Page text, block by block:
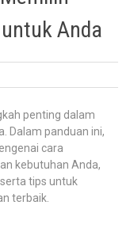
Anda
penting dalam
Dalam panduan ini,
cara
kebutuhan Anda,
tips untuk
terbaik.